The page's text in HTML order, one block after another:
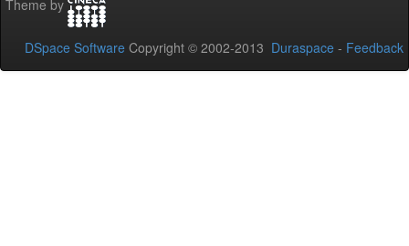
Theme by
DSpace Software Copyright © 2002-2013 Duraspace - Feedback